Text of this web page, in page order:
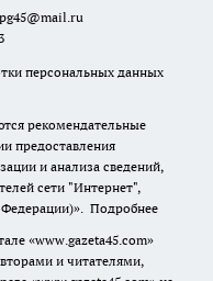
персональных данных
рекомендательные
предоставления
и анализа сведений,
сети "Интернет",
Подробнее
«www.gazeta45.com»
и читателями,